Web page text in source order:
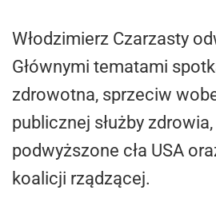
Włodzimierz Czarzasty
Głównymi tematami
zdrowotna, sprzeciw
publicznej służby
podwyższone cła USA
koalicji rządzącej.